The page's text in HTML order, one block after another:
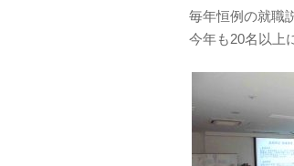
毎年恒例の就職
今年も20名以上